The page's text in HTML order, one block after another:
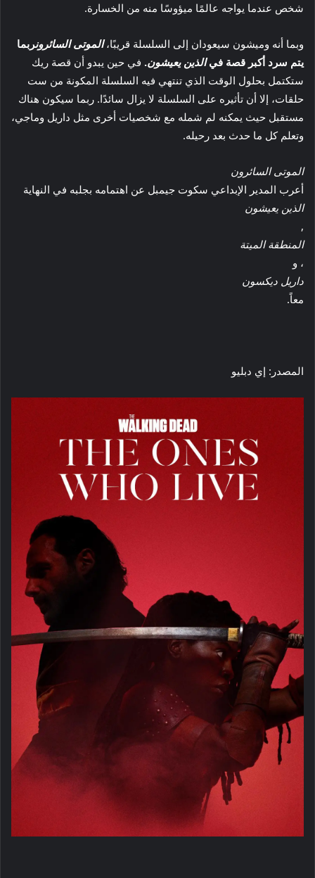
شخص عندما يواجه عالمًا ميؤوسًا منه من الخسارة.
وبما أنه وميشون سيعودان إلى السلسلة قريبًا،الموتى السائرونربما
يتم سرد أكبر قصة فيالذين يعيشون. في حين يبدو أن قصة ريك
ستكتمل بحلول الوقت الذي تنتهي فيه السلسلة المكونة من ست
حلقات، إلا أن تأثيره على السلسلة لا يزال سائدًا. ربما سيكون هناك
مستقبل حيث يمكنه لم شمله مع شخصيات أخرى مثل داريل وماجي،
وتعلم كل ما حدث بعد رحيله.
الموتى السائرون
أعرب المدير الإبداعي سكوت جيمبل عن اهتمامه بجلبه في النهاية
الذين يعيشون
,
المنطقة الميتة
، و
داريل ديكسون
معاً.
المصدر: إي دبليو